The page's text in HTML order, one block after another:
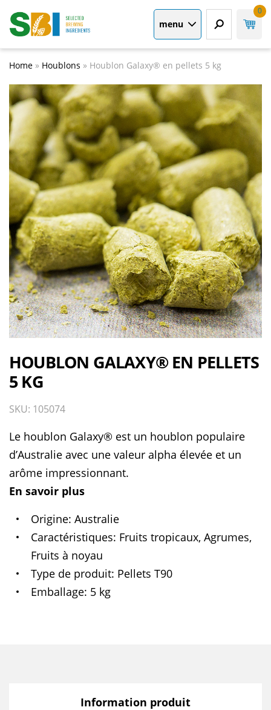
menu
0
Home » Houblons » Houblon Galaxy® en pellets 5 kg
HOUBLON GALAXY® EN PELLETS
5 KG
SKU: 105074
Le houblon Galaxy® est un houblon populaire
d’Australie avec une valeur alpha élevée et un
arôme impressionnant.
En savoir plus
Origine Australie
Caractéristiques Fruits tropicaux, Agrumes,
Fruits à noyau
Type de produit Pellets T90
Emballage 5 kg
Information produit